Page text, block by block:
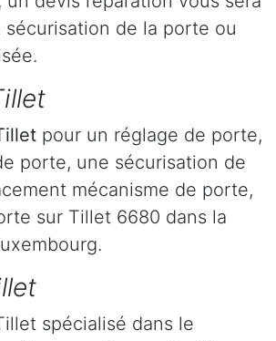
sécurisation de la porte ou
pour un réglage de porte,
porte, une sécurisation de
mécanisme de porte,
sur Tillet 6680 dans la
spécialisé dans le